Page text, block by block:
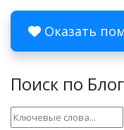
Оказать
Поиск по